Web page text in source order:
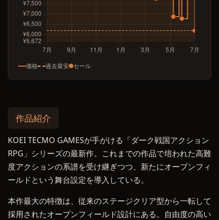
価格 過去最安 セール
作品紹介
KOEI TECMO GAMESが手がける「ダーク戦国アクション
RPG」シリーズの最新作。これまでの作品で培われた高難
度アクションの系譜を受け継ぎつつ、新たにオープンフィ
ールドという舞台設定を導入している。
本作最大の特徴は、従来のステージクリア型から一転して
採用されたオープンフィールド設計にある。自由度の高い